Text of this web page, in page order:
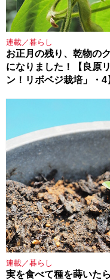
連載／暮らし
お正月の残り、乾物の
になりました！【良原
ン！リボベジ栽培」・4
連載／暮らし
実を食べて種を蒔いた